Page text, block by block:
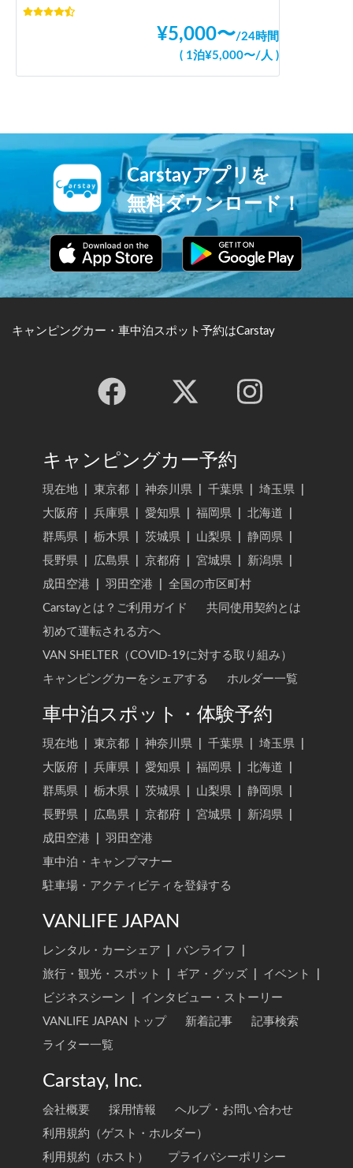
¥5,000〜/24時間
( 1泊¥5,000〜/ 人 )
Carstayアプリを
無料ダウンロード！
キャンピングカー・車中泊スポット予約はCarstay
キャンピングカー予約
現在地 東京都 神奈川県 千葉県 埼玉県
大阪府
兵庫県 愛知県 福岡県 北海道
群馬県
栃木県 茨城県 山梨県 静岡県
長野県
広島県 京都府 宮城県 新潟県
成田空港
羽田空港
全国の市区町村
Carstayとは？ご利用ガイド
共同使用契約とは
初めて運転される方へ
VAN SHELTER（COVID-19に対する取り組み）
キャンピングカーをシェアする
ホルダー一覧
車中泊スポット・体験予約
現在地 東京都 神奈川県 千葉県 埼玉県
大阪府
兵庫県 愛知県 福岡県 北海道
群馬県
栃木県 茨城県 山梨県 静岡県
長野県
広島県 京都府 宮城県 新潟県
成田空港
羽田空港
車中泊・キャンプマナー
駐車場・アクティビティを登録する
VANLIFE JAPAN
レンタル・カーシェア バンライフ
旅行・観光・スポット
ギア・グッズ イベント
ビジネスシーン
インタビュー・ストーリー
VANLIFE JAPAN トップ
新着記事
記事検索
ライター一覧
Carstay, Inc.
会社概要 採用情報
ヘルプ・お問い合わせ
利用規約（ゲスト・ホルダー）
利用規約（ホスト）
プライバシーポリシー